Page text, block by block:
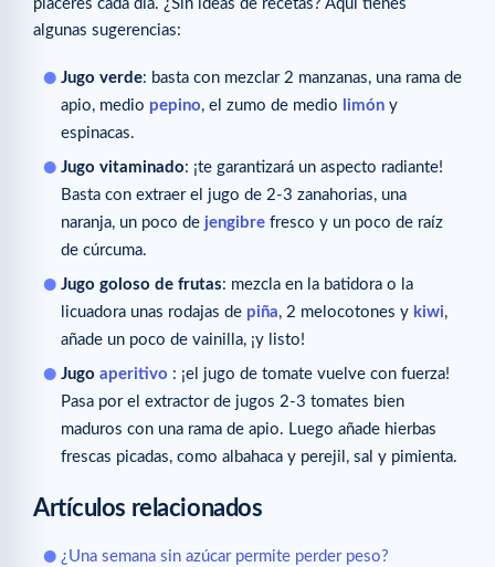
placeres cada día. ¿Sin ideas de recetas? Aquí tienes
algunas sugerencias:
Jugo verde: basta con mezclar 2 manzanas, una rama de
apio, medio pepino, el zumo de medio limón y
espinacas.
Jugo vitaminado: ¡te garantizará un aspecto radiante!
Basta con extraer el jugo de 2-3 zanahorias, una
naranja, un poco de jengibre fresco y un poco de raíz
de cúrcuma.
Jugo goloso de frutas: mezcla en la batidora o la
licuadora unas rodajas de piña, 2 melocotones y kiwi,
añade un poco de vainilla, ¡y listo!
Jugo aperitivo : ¡el jugo de tomate vuelve con fuerza!
Pasa por el extractor de jugos 2-3 tomates bien
maduros con una rama de apio. Luego añade hierbas
frescas picadas, como albahaca y perejil, sal y pimienta.
Artículos relacionados
¿Una semana sin azúcar permite perder peso?